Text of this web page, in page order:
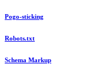
Pogo-sticking
Robots.txt
Schema Markup